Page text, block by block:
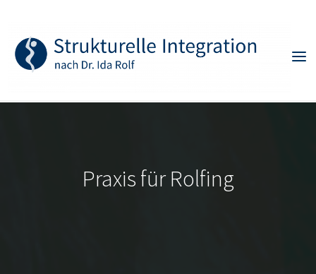
Praxis für Rolfing